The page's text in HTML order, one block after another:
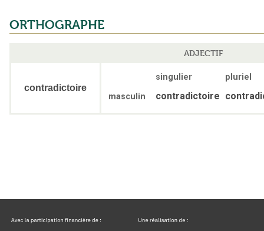
ORTHOGRAPHE
ADJECTIF
contradictoire
singulier
pluriel
masculin
contradictoire